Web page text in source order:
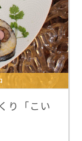
り「こい